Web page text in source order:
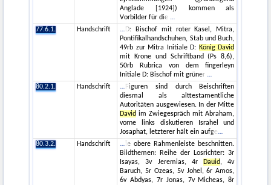
Anglade [1924]) kommen als
Vorbilder für die
77.6.1.
Handschrift
D: Bischof mit roter Kasel, Mitra,
Pontifikalhandschuhen, Stab und Buch,
49rb zur Mitra Initiale D: König David
mit Krone und Schriftband (Ps 8,6),
50rb Rubrica von dem fingerleyn
Initiale D: Bischof mit grüner
80.2.1.
Handschrift
Figuren sind durch Beischriften
diesmal als alttestamentliche
Autoritäten ausgewiesen. In der Mitte
David im Zwiegespräch mit Abraham,
vorne links diskutieren Israhel und
Josaphat, letzterer hält ein aufge
80.3.2.
Handschrift
ie obere Rahmenleiste beschnitten.
Bildthemen: Reihe der Losrichter: 3r
Isayas, 3v Jeremias, 4r
Dauid, 4v
Baruch, 5r Ozeas, 5v Johel, 6r Amos,
6v Abdyas, 7r Jonas, 7v Micheas, 8r